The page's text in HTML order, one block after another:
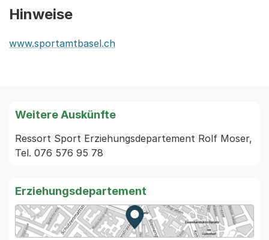
Hinweise
www.sportamtbasel.ch
Weitere Auskünfte
Ressort Sport Erziehungsdepartement Rolf Moser,
Tel. 076 576 95 78
Erziehungsdepartement
Zur Karte von MapBS.
Externer Link, wird in einem